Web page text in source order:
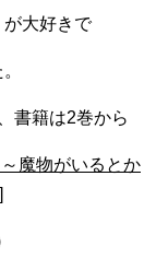
が大好きで
書籍は2巻から
魔物がいるとか